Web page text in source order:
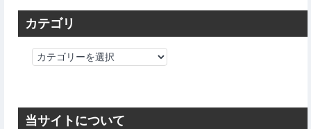
カテゴリ
カ
リ
当サイトについて